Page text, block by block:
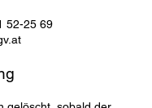
52-25 69